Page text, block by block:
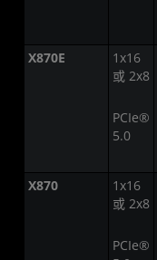
X870E
1x16
或 2x8
PCIe®
5.0
X870
1x16
或 2x8
PCIe®